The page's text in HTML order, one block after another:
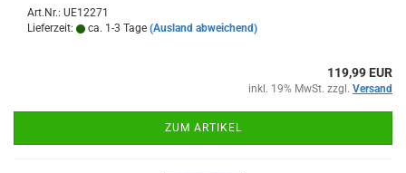
Art.Nr.: UE12271
Lieferzeit:
ca. 1-3 Tage (Ausland abweichend)
119,99 EUR
inkl. 19% MwSt. zzgl. Versand
ZUM ARTIKEL